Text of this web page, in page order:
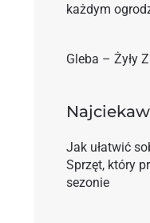
każdym
Gleba – Żyły
Jak ułatwić
Sprzęt, który
sezonie